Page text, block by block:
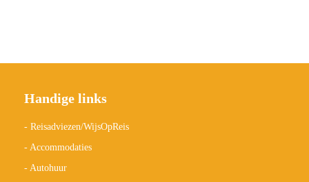
Handige links
- Reisadviezen/WijsOpReis
- Accommodaties
- Autohuur